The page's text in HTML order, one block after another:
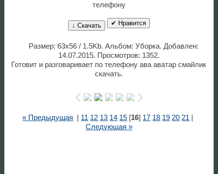
телефону
↓ Скачать ✔ Нравится
Размер: 63x56 / 1.5Kb. Альбом: Уборка. Добавлен:
14.07.2015. Просмотров: 1352.
Готовит и разговаривает по телефону ава аватар смайлик
скачать.
« Предыдущая 11 12 13 14 15 [16] 17 18 19 20 21
Следующая »